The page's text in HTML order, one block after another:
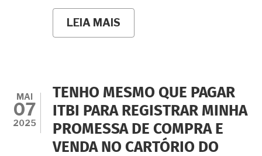
LEIA MAIS
OBTER
ESCRITURA.
O
ESPÓLIO
TEM
LEGITIMIDADE
PARA
MAI
07
2025
TENHO MESMO QUE PAGAR
ITBI PARA REGISTRAR MINHA
PROMESSA DE COMPRA E
VENDA NO CARTÓRIO DO